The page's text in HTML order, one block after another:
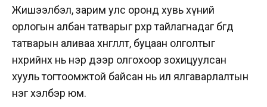
Жишээлбэл, зарим улс оронд хувь хүний
орлогын албан татварыг өрхөөр тайлагнадаг бөгөөд
татварын аливаа хөнгөлөлт, буцаан олголтыг
нөхрийнх нь нэр дээр олгохоор зохицуулсан
хууль тогтоомжтой байсан нь ил ялгаварлалтын
нэг хэлбэр юм.